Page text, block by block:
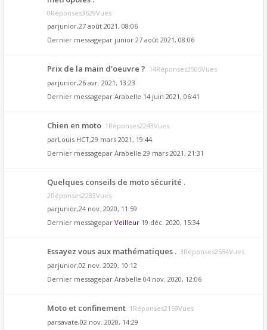
0Réponses3629Vues
parjunior,27 août 2021, 08:06
Dernier messagepar junior 27 août 2021, 08:06
Prix de la main d'oeuvre ? 14Réponses3505Vues
parjunior,26 avr. 2021, 13:23
Dernier messagepar Arabelle 14 juin 2021, 06:41
Chien en moto 1Réponses2243Vues
parLouis HCT,29 mars 2021, 19:44
Dernier messagepar Arabelle 29 mars 2021, 21:31
Quelques conseils de moto sécurité .
2Réponses2283Vues
parjunior,24 nov. 2020, 11:59
Dernier messagepar Veilleur 19 déc. 2020, 15:34
Essayez vous aux mathématiques . 3Réponses2554Vues
parjunior,02 nov. 2020, 10:12
Dernier messagepar Arabelle 04 nov. 2020, 12:06
Moto et confinement 1Réponses2159Vues
parsavate,02 nov. 2020, 14:29